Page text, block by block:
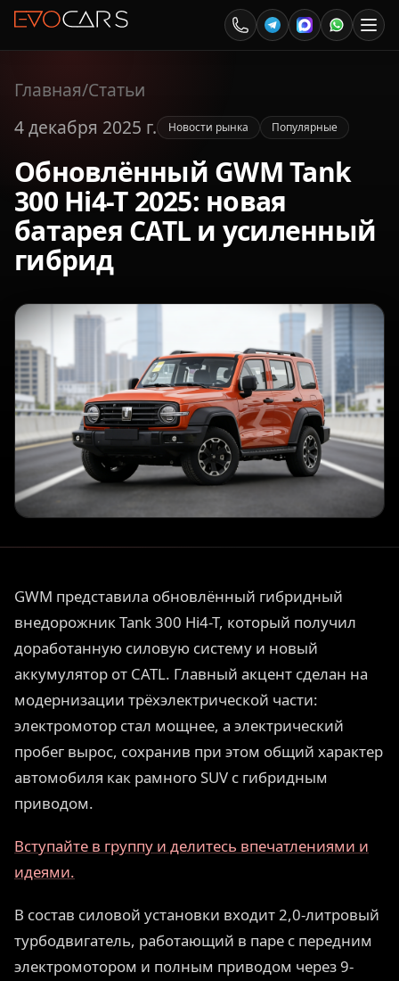
Главная/Статьи
4 декабря 2025 г.
Новости рынка Популярные
Обновлённый GWM Tank
300 Hi4-T 2025: новая
батарея CATL и усиленный
гибрид
GWM представила обновлённый гибридный
внедорожник Tank 300 Hi4-T, который получил
доработанную силовую систему и новый
аккумулятор от CATL. Главный акцент сделан на
модернизации трёхэлектрической части:
электромотор стал мощнее, а электрический
пробег вырос, сохранив при этом общий характер
автомобиля как рамного SUV с гибридным
приводом.
Вступайте в группу и делитесь впечатлениями и
идеями.
В состав силовой установки входит 2,0-литровый
турбодвигатель, работающий в паре с передним
электромотором и полным приводом через 9-